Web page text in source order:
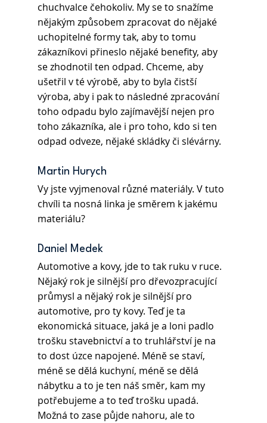
chuchvalce čehokoliv. My se to snažíme
nějakým způsobem zpracovat do nějaké
uchopitelné formy tak, aby to tomu
zákazníkovi přineslo nějaké benefity, aby
se zhodnotil ten odpad. Chceme, aby
ušetřil v té výrobě, aby to byla čistší
výroba, aby i pak to následné zpracování
toho odpadu bylo zajímavější nejen pro
toho zákazníka, ale i pro toho, kdo si ten
odpad odveze, nějaké skládky či slévárny.
Martin Hurych
Vy jste vyjmenoval různé materiály. V tuto
chvíli ta nosná linka je směrem k jakému
materiálu?
Daniel Medek
Automotive a kovy, jde to tak ruku v ruce.
Nějaký rok je silnější pro dřevozpracující
průmysl a nějaký rok je silnější pro
automotive, pro ty kovy. Teď je ta
ekonomická situace, jaká je a loni padlo
trošku stavebnictví a to truhlářství je na
to dost úzce napojené. Méně se staví,
méně se dělá kuchyní, méně se dělá
nábytku a to je ten náš směr, kam my
potřebujeme a to teď trošku upadá.
Možná to zase půjde nahoru, ale to